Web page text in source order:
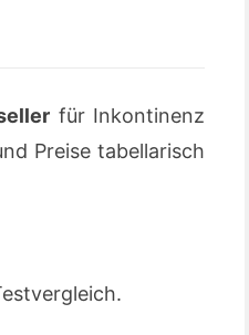
für Inkontinenz
Preise tabellarisch